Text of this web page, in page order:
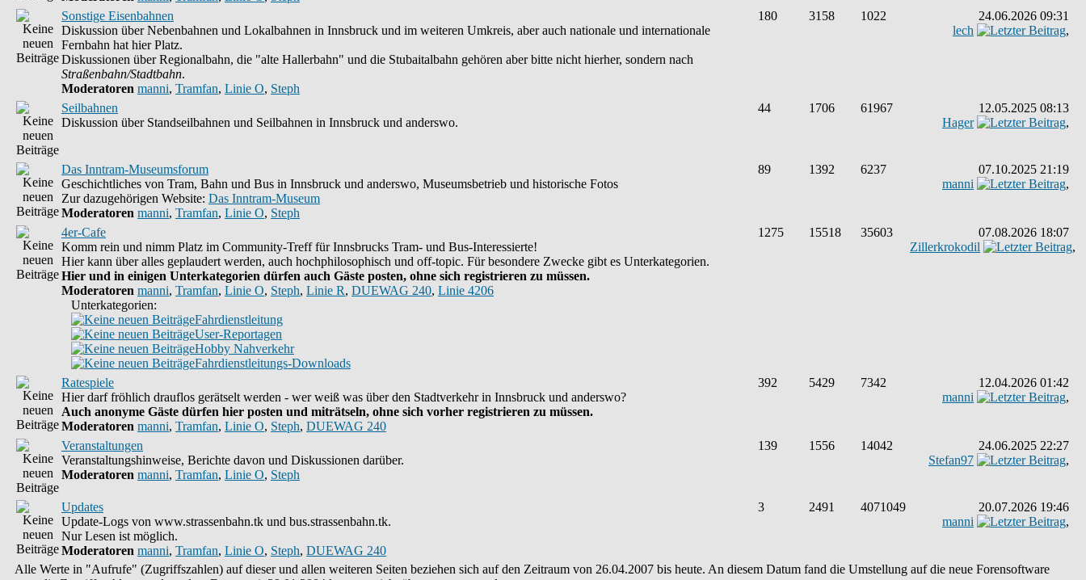
Sonstige Eisenbahnen
Diskussion über Nebenbahnen und Lokalbahnen in Innsbruck und im weiteren Umkreis, aber auch nationale und internationale
Fernbahn hat hier Platz.
Diskussionen über Regionalbahn, die "alte Hallerbahn" und die Stubaitalbahn gehören aber bitte nicht hierher, sondern nach
Straßenbahn/Stadtbahn.
Moderatoren manni, Tramfan, Linie O, Steph
180 3158 1022
24.06.2026 09:31
lech
,
Seilbahnen
Diskussion über Standseilbahnen und Seilbahnen in Innsbruck und anderswo.
44 1706 61967
12.05.2025 08:13
Hager
,
Das Inntram-Museumsforum
Geschichtliches von Tram, Bahn und Bus in Innsbruck und anderswo, Museumsbetrieb und historische Fotos
Zur dazugehörigen Website: Das Inntram-Museum
Moderatoren manni, Tramfan, Linie O, Steph
89 1392 6237
07.10.2025 21:19
manni
,
4er-Cafe
Komm rein und nimm Platz im Community-Treff für Innsbrucks Tram- und Bus-Interessierte!
Hier kann über alles geplaudert werden, auch hochphilosophisch und off-topic. Für besondere Zwecke gibt es Unterkategorien.
Hier und in einigen Unterkategorien dürfen auch Gäste posten, ohne sich registrieren zu müssen.
Moderatoren manni, Tramfan, Linie O, Steph, Linie R, DUEWAG 240, Linie 4206
Unterkategorien:
Fahrdienstleitung
User-Reportagen
Hobby Nahverkehr
Fahrdienstleitungs-Downloads
1275 15518 35603
07.08.2026 18:07
Zillerkrokodil
,
Ratespiele
Hier darf fröhlich drauflos gerätselt werden - wer weiß was über den Stadtverkehr in Innsbruck und anderswo?
Auch anonyme Gäste dürfen hier posten und miträtseln, ohne sich vorher registrieren zu müssen.
Moderatoren manni, Tramfan, Linie O, Steph, DUEWAG 240
392 5429 7342
12.04.2026 01:42
manni
,
Veranstaltungen
Veranstaltungshinweise, Berichte davon und Diskussionen darüber.
Moderatoren manni, Tramfan, Linie O, Steph
139 1556 14042
24.06.2025 22:27
Stefan97
,
Updates
Update-Logs von www.strassenbahn.tk und bus.strassenbahn.tk.
Nur Lesen ist möglich.
Moderatoren manni, Tramfan, Linie O, Steph, DUEWAG 240
3 2491 4071049
20.07.2026 19:46
manni
,
Alle Werte in "Aufrufe" (Zugriffszahlen) auf dieser und allen weiteren Seiten beziehen sich auf den Zeitraum von 26.04.2007 bis heute. An diesem Datum fand die Umstellung auf die neue Forensoftware